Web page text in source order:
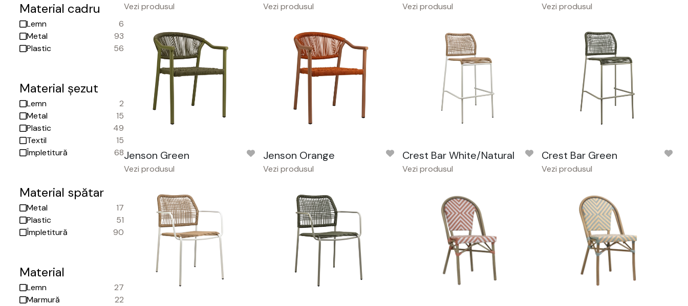
Material cadru
Lemn
6
Metal
93
Plastic
56
Material șezut
Lemn
2
Metal
15
Plastic
49
Textil
15
Împletitură
68
Material spătar
Metal
17
Plastic
51
Împletitură
90
Material
Lemn
27
Marmură
22
Vezi produsul Vezi produsul Vezi produsul Vezi produsul
Jenson Green
Vezi produsul
Jenson Orange
Vezi produsul
Crest Bar White/Natural
Vezi produsul
Crest Bar Green
Vezi produsul